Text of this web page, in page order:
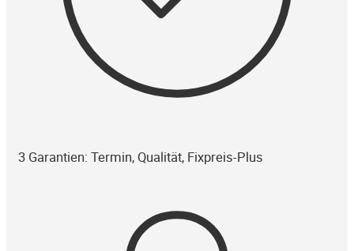
3 Garantien: Termin, Qualität, Fixpreis-Plus